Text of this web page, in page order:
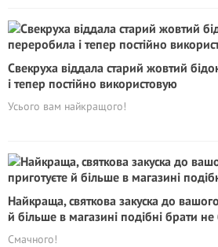
Свекруха віддала старий жовтий
і тепер постійно використовую
Усього вам найкращого!
Найкраща, святкова закуска до
й більше в магазині подібні брати не
Смачного!